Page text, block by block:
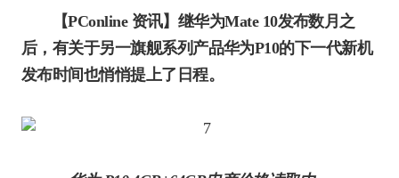
【PConline 资讯】继华为Mate 10发布数月之
后，有关于另一旗舰系列产品华为P10的下一代新机
发布时间也悄悄提上了日程。